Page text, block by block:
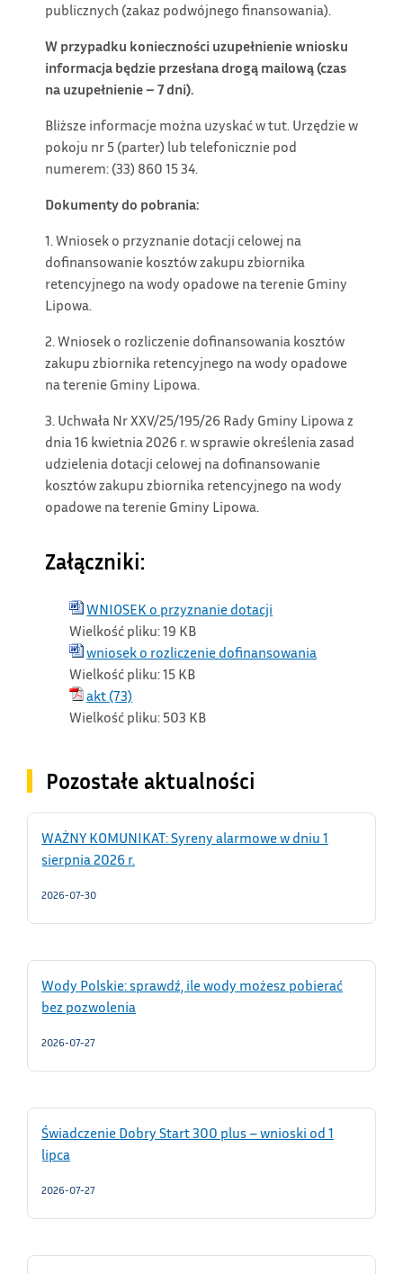
publicznych (zakaz podwójnego finansowania).
W przypadku konieczności uzupełnienie wniosku
informacja będzie przesłana drogą mailową (czas
na uzupełnienie – 7 dni).
Bliższe informacje można uzyskać w tut. Urzędzie w
pokoju nr 5 (parter) lub telefonicznie pod
numerem: (33) 860 15 34.
Dokumenty do pobrania:
1. Wniosek o przyznanie dotacji celowej na
dofinansowanie kosztów zakupu zbiornika
retencyjnego na wody opadowe na terenie Gminy
Lipowa.
2. Wniosek o rozliczenie dofinansowania kosztów
zakupu zbiornika retencyjnego na wody opadowe
na terenie Gminy Lipowa.
3. Uchwała Nr XXV/25/195/26 Rady Gminy Lipowa z
dnia 16 kwietnia 2026 r. w sprawie określenia zasad
udzielenia dotacji celowej na dofinansowanie
kosztów zakupu zbiornika retencyjnego na wody
opadowe na terenie Gminy Lipowa.
Załączniki:
WNIOSEK o przyznanie dotacji
Wielkość pliku:19 KB
wniosek o rozliczenie dofinansowania
Wielkość pliku:15 KB
akt (73)
Wielkość pliku: 503 KB
Pozostałe aktualności
WAŻNY KOMUNIKAT: Syreny alarmowe w dniu 1
sierpnia 2026 r.
2026-07-30
Wody Polskie: sprawdź, ile wody możesz pobierać
bez pozwolenia
2026-07-27
Świadczenie Dobry Start 300 plus – wnioski od 1
lipca
2026-07-27